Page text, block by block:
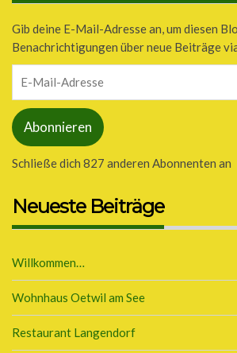
Gib deine E-Mail-Adresse an, um diesen
Benachrichtigungen über neue Beiträge
Mail-
Adresse
Abonnieren
Schließe dich 827 anderen Abonnenten an
Neueste Beiträge
Willkommen…
Wohnhaus Oetwil am See
Restaurant Langendorf